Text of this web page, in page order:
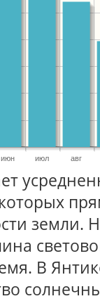
июн июл авг
земли.
В